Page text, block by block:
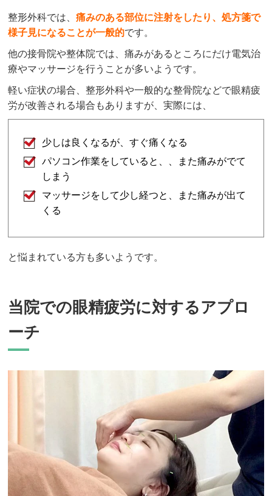
整形外科では、痛みのある部位に注射をしたり、処方箋で
様子見になることが一般的です。
他の接骨院や整体院では、痛みがあるところにだけ電気治
療やマッサージを行うことが多いようです。
軽い症状の場合、整形外科や一般的な整骨院などで眼精疲
労が改善される場合もありますが、実際には、
少しは良くなるが、すぐ痛くなる
パソコン作業をしていると、、また痛みがでて
しまう
マッサージをして少し経つと、また痛みが出て
くる
と悩まれている方も多いようです。
当院での眼精疲労に対するアプロ
ーチ